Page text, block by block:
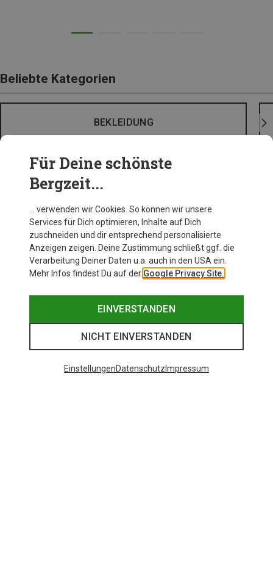
Beliebte Kategorien
BEKLEIDUNG
Für Deine schönste
Bergzeit...
… verwenden wir Cookies. So können wir unsere
Services für Dich optimieren, Inhalte auf Dich
zuschneiden und dir entsprechend personalisierte
Anzeigen zeigen. Deine Zustimmung schließt ggf. die
Verarbeitung Deiner Daten u.a. auch in den USA ein.
Mehr Infos findest Du auf der Google Privacy Site.
EINVERSTANDEN
NICHT EINVERSTANDEN
EinstellungenDatenschutz Impressum